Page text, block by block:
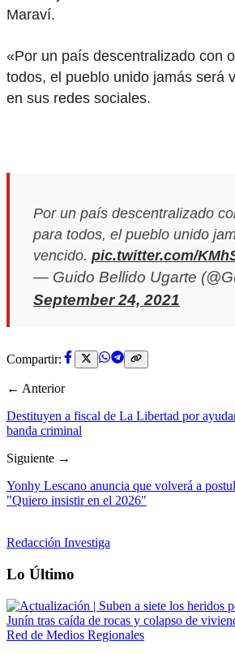
Maraví.
«Por un país descentralizado con
todos, el pueblo unido jamás será
en sus redes sociales.
Por un país descentralizado
para todos, el pueblo unido
vencido. pic.twitter.com/
— Guido Bellido Ugarte
September 24, 2021
Compartir:
← Anterior
Destituyen a fiscal de La Libertad por
banda criminal
Siguiente →
Yonhy Lescano anuncia que volverá a
"Quiero insistir en el 2026"
Redacción Investiga
Lo Último
Red de Medios Regionales